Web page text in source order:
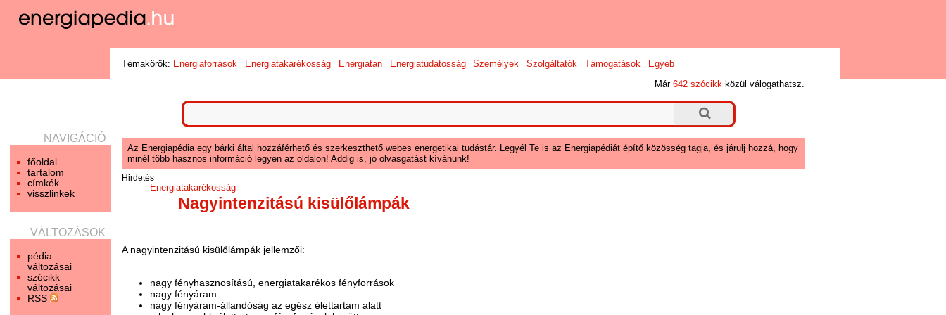
NAVIGÁCIÓ
főoldal
tartalom
címkék
visszlinkek
VÁLTOZÁSOK
pédia
változásai
szócikk
változásai
RSS
Témakörök: Energiaforrások Energiatakarékosság Energiatan Energiatudatosság Személyek Szolgáltatók Támogatások
Egyéb
Már642 szócikk közül válogathatsz.
Az Energiapédia egy bárki által hozzáférhető és szerkeszthető webes energetikai tudástár. Legyél Te is az Energiapédiát építő közösség tagja, és járulj hozzá, hogy
minél több hasznos információ legyen az oldalon! Addig is, jó olvasgatást kívánunk!
Hirdetés
Energiatakarékosság
Nagyintenzitású kisülőlámpák
A nagyintenzitású kisülőlámpák jellemzői:
nagy fényhasznosítású, energiatakarékos fényforrások
nagy fényáram
nagy fényáram-állandóság az egész élettartam alatt